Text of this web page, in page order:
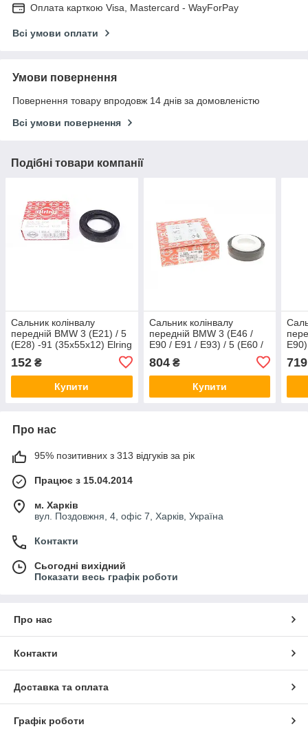
Оплата карткою Visa, Mastercard - WayForPay
Всі умови оплати
Умови повернення
Повернення товару впродовж 14 днів за домовленістю
Всі умови повернення
Подібні товари компанії
Сальник колінвалу
передній BMW 3 (E21) / 5
(E28) -91 (35x55x12) Elring
152 ₴
Купити
Сальник колінвалу
передній BMW 3 (E46 /
E90 / E91 / E93) / 5 (E60 /
F10) 00- (65x79x20) Elring
257400
804₴
Купити
719
Про нас
95% позитивних з 313 відгуків за рік
Працює з 15.04.2014
м. Харків
вул. Поздовжня, 4, офіс 7, Харків, Україна
Контакти
Сьогодні вихідний
Показати весь графік роботи
Про нас
Контакти
Доставка та оплата
Графік роботи